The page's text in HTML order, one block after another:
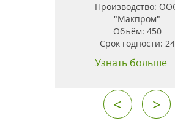
Производство:
"Макпром"
Объём: 450
Срок годности: 24
Узнать больше
< >